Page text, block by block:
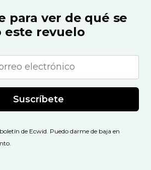
para ver de qué se
este revuelo
Suscríbete
de Ecwid. Puedo darme de baja en